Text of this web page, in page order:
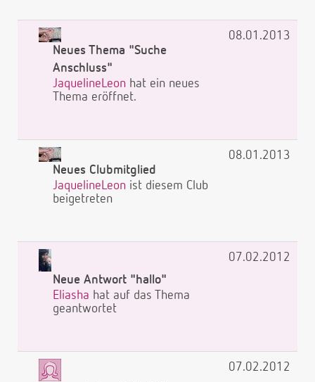
Neues Thema "Suche
Anschluss"
JaquelineLeon hat ein neues
Thema eröffnet.
08.01.2013
Neues Clubmitglied
JaquelineLeon ist diesem Club
beigetreten
08.01.2013
Neue Antwort "hallo"
Eliasha hat auf das Thema
geantwortet
07.02.2012
07.02.2012